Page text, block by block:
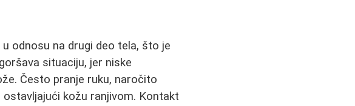
odnosu na drugi deo tela, što je
situaciju, jer niske
Često pranje ruku, naročito
kožu ranjivom. Kontakt